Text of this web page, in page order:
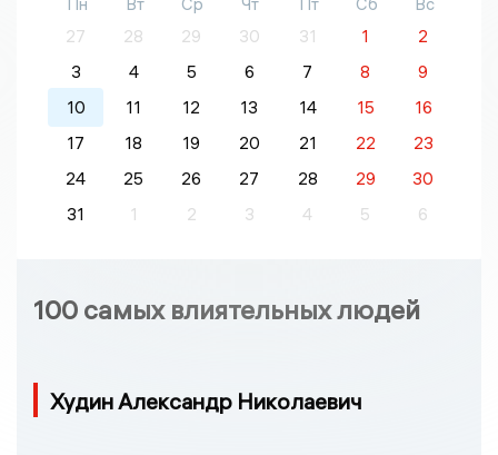
27
28 29 30 31 1
2
3
4 5 6 7 8
9
10
11 12 13 14 15
16
17
18 19 20 21 22
23
24
25 26 27 28 29
30
31
1 2 3 4 5 6
100 самых влиятельных людей
Худин Александр Николаевич